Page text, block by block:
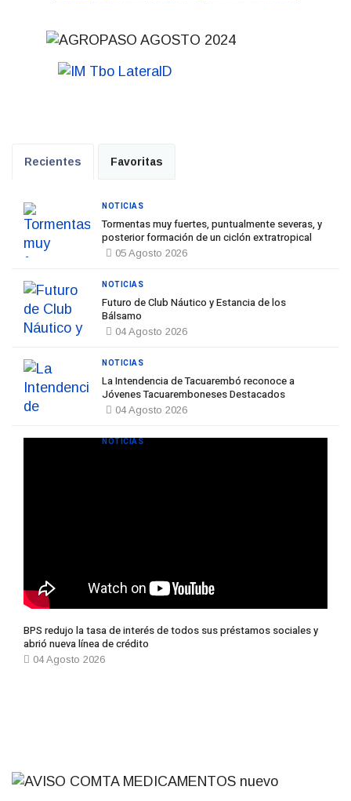
Recientes Favoritas
Tormentas muy fuertes, puntualmente severas, y
posterior formación de un ciclón extratropical
05 Agosto 2026
NOTICIAS
Futuro de Club Náutico y Estancia de los
Bálsamo
04 Agosto 2026
NOTICIAS
La Intendencia de Tacuarembó reconoce a
Jóvenes Tacuaremboneses Destacados
04 Agosto 2026
NOTICIAS
BPS redujo la tasa de interés de todos sus préstamos sociales y
abrió nueva línea de crédito
04 Agosto 2026
NOTICIAS